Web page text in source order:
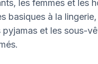
les femmes et les
basiques à la
pyjamas et les sous-